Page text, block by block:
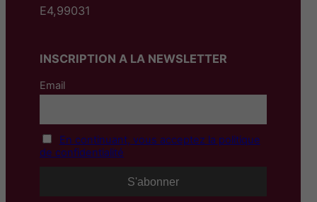
E4,99031
INSCRIPTION A LA NEWSLETTER
Email
En continuant, vous acceptez la politique
de confidentialité